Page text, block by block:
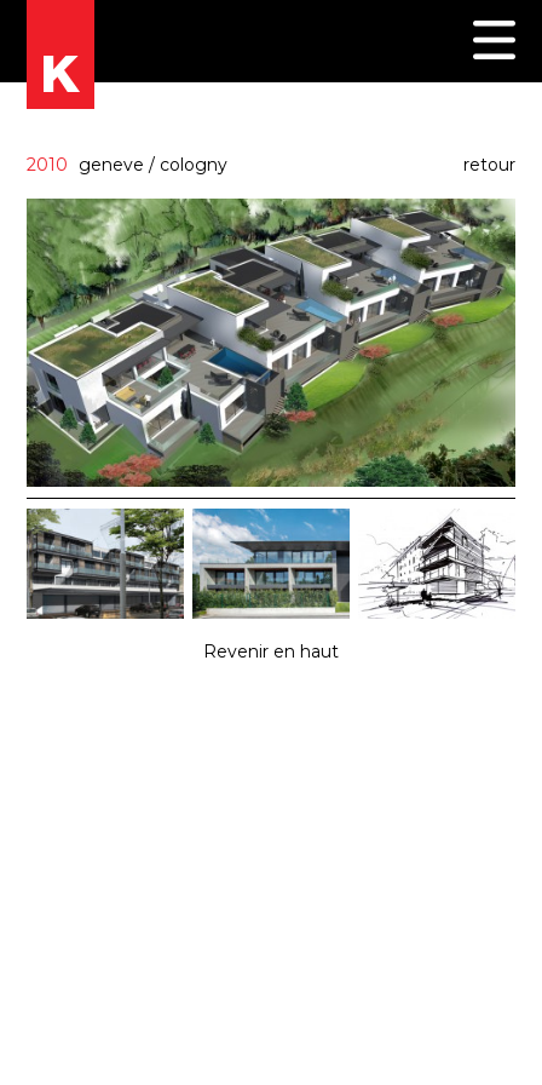
2010 geneve / cologny retour
Revenir en haut